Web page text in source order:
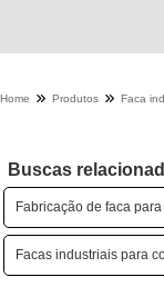
Home Produtos
Buscas
Fabricação de faca
Facas industriais para